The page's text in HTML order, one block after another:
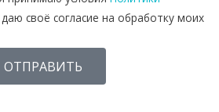
своё согласие на обработку моих
ОТПРАВИТЬ